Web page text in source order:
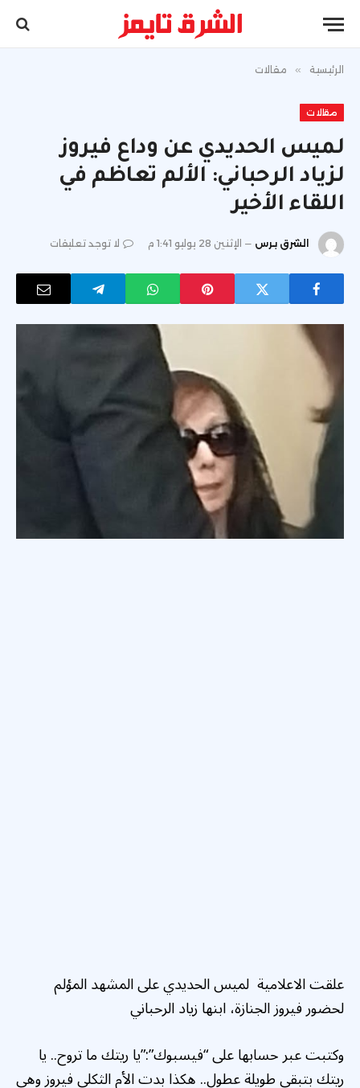
الرئيسية » مقالات
مقالات
لميس الحديدي عن وداع فيروز
لزياد الرحباني: الألم تعاظم في
اللقاء الأخير
الشرق برس الإثنين 28 يوليو 1:41 م لا توجد تعليقات
علقت الاعلامية لميس الحديدي على المشهد المؤلم
لحضور فيروز الجنازة، ابنها زياد الرحباني
وكتبت عبر حسابها على “فيسبوك”:”يا ريتك ما تروح.. يا
ريتك بتبقى طويلة عطول.. هكذا بدت الأم الثكلى فيروز وهي